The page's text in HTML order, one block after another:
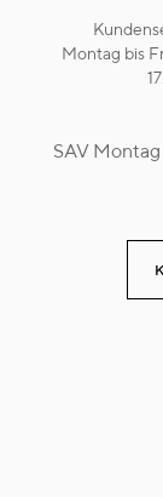
Montag bis
SAV